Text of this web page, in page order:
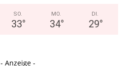
SO.
33°
MO.
34°
DI.
29°
- Anzeige -